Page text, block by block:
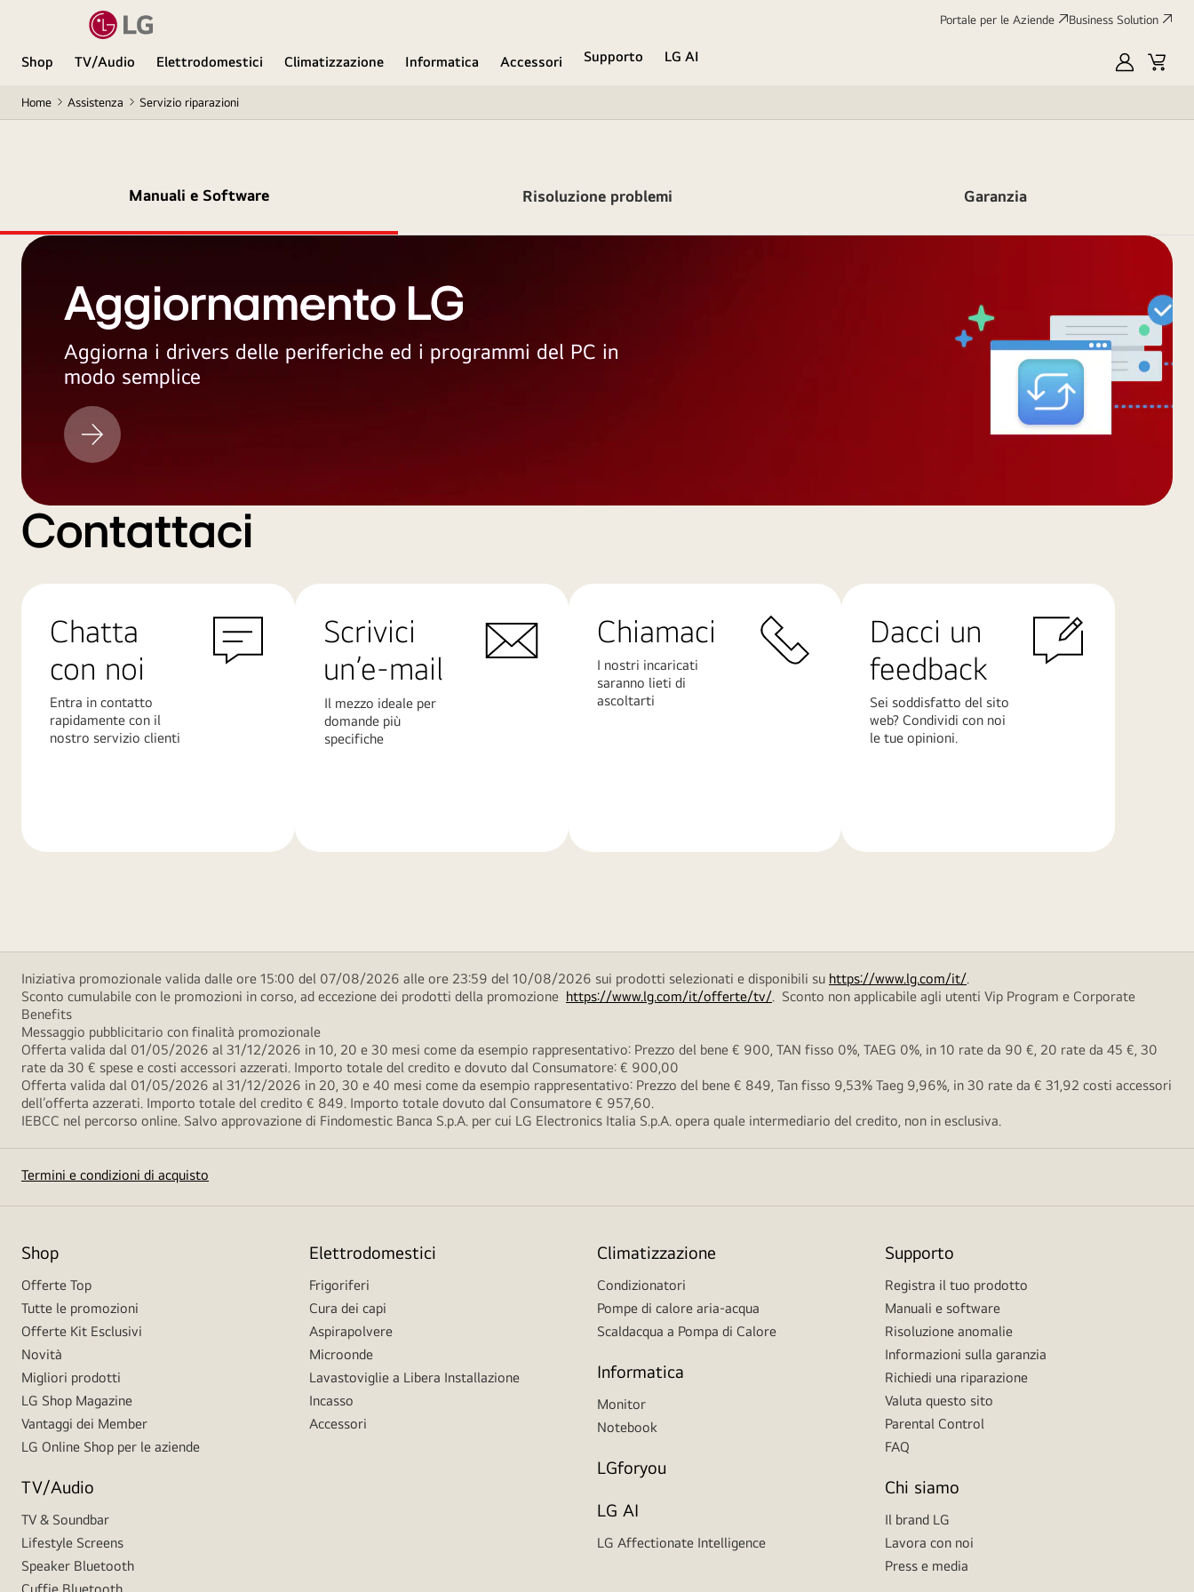
Portale per le Aziende Business Solution
Shop TV/Audio Elettrodomestici Climatizzazione Informatica Accessori Supporto
LG AI
My
Cart
Home Assistenza Servizio riparazioni
Manuali e Software Risoluzione problemi Garanzia
Aggiornamento LG
Aggiorna i drivers delle periferiche ed i programmi del PC in
modo semplice
Aggiornamento
LG
Contattaci
Chatta
con noi
Entra in contatto
rapidamente con il
nostro servizio clienti
Scrivici
un’e-mail
Il mezzo ideale per
domande più
specifiche
Chiamaci
I nostri incaricati
saranno lieti di
ascoltarti
Dacci un
feedback
Sei soddisfatto del sito
web? Condividi con noi
le tue opinioni.
Iniziativa promozionale valida dalle ore 15:00 del 07/08/2026 alle ore 23:59 del 10/08/2026 sui prodotti selezionati e disponibili su https://www.lg.com/it/.
Sconto cumulabile con le promozioni in corso, ad eccezione dei prodotti della promozione https://www.lg.com/it/offerte/tv/. Sconto non applicabile agli utenti Vip Program e Corporate
Benefits
Messaggio pubblicitario con finalità promozionale
Offerta valida dal 01/05/2026 al 31/12/2026 in 10, 20 e 30 mesi come da esempio rappresentativo: Prezzo del bene € 900, TAN fisso 0%, TAEG 0%, in 10 rate da 90 €, 20 rate da 45 €, 30
rate da 30 € spese e costi accessori azzerati. Importo totale del credito e dovuto dal Consumatore: € 900,00
Offerta valida dal 01/05/2026 al 31/12/2026 in 20, 30 e 40 mesi come da esempio rappresentativo: Prezzo del bene € 849, Tan fisso 9,53% Taeg 9,96%, in 30 rate da € 31,92 costi accessori
dell’offerta azzerati. Importo totale del credito € 849. Importo totale dovuto dal Consumatore € 957,60.
IEBCC nel percorso online. Salvo approvazione di Findomestic Banca S.p.A. per cui LG Electronics Italia S.p.A. opera quale intermediario del credito, non in esclusiva.
Termini e condizioni di acquisto
Shop
Offerte Top
Tutte le promozioni
Offerte Kit Esclusivi
Novità
Migliori prodotti
LG Shop Magazine
Vantaggi dei Member
LG Online Shop per le aziende
TV/Audio
TV & Soundbar
Lifestyle Screens
Speaker Bluetooth
Elettrodomestici
Frigoriferi
Cura dei capi
Aspirapolvere
Microonde
Lavastoviglie a Libera Installazione
Incasso
Accessori
Climatizzazione
Condizionatori
Pompe di calore aria-acqua
Scaldacqua a Pompa di Calore
Informatica
Monitor
Notebook
LGforyou
LG AI
LG Affectionate Intelligence
Supporto
Registra il tuo prodotto
Manuali e software
Risoluzione anomalie
Informazioni sulla garanzia
Richiedi una riparazione
Valuta questo sito
Parental Control
FAQ
Chi siamo
Il brand LG
Lavora con noi
Press e media